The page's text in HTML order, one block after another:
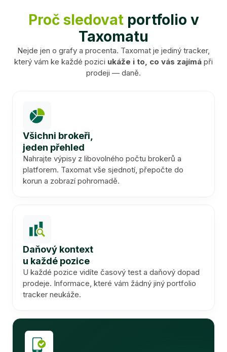
Proč sledovatportfolio v
Taxomatu
Nejde jen o grafy a procenta. Taxomat je jediný tracker,
který vám ke každé pozici ukáže i to, co vás zajímá při
prodeji — daně.
Všichni brokeři,
jeden přehled
Nahrajte výpisy z libovolného počtu brokerů a
platforem. Taxomat vše sjednotí, přepočte do
korun a zobrazí pohromadě.
Daňový kontext
u každé pozice
U každé pozice vidíte časový test a daňový dopad
prodeje. Informace, které vám žádný jiný portfolio
tracker neukáže.